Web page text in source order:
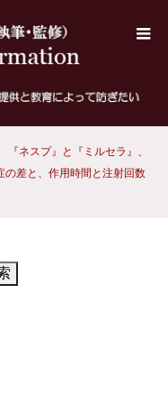
『ネスプ』と『ミルセラ』、
の差と、作用時間と注射回数